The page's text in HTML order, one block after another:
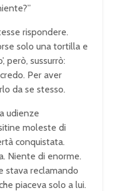
rispondere.
solo una tortilla e
però, sussurrò:
Per aver
da se stesso.
udienze
moleste di
conquistata.
Niente di enorme.
stava reclamando
piaceva solo a lui.